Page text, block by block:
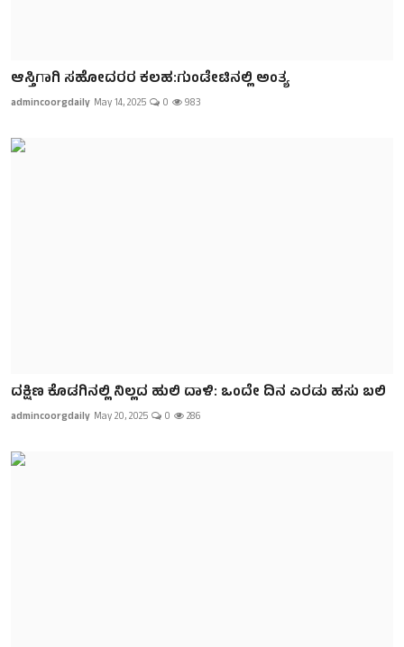
ಆಸ್ತಿಗಾಗಿ ಸಹೋದರರ ಕಲಹ:ಗುಂಡೇಟಿನಲ್ಲಿ ಅಂತ್ಯ
admincoorgdaily May 14, 2025 0 983
ದಕ್ಷಿಣ ಕೊಡಗಿನಲ್ಲಿ ‌ನಿಲ್ಲದ ಹುಲಿ ದಾಳಿ: ಒಂದೇ ದಿನ ಎರಡು ಹಸು ಬಲಿ
admincoorgdaily May 20, 2025 0 286